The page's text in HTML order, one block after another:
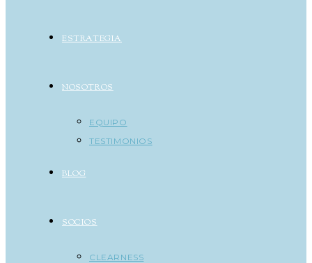
ESTRATEGIA
NOSOTROS
EQUIPO
TESTIMONIOS
BLOG
SOCIOS
CLEARNESS